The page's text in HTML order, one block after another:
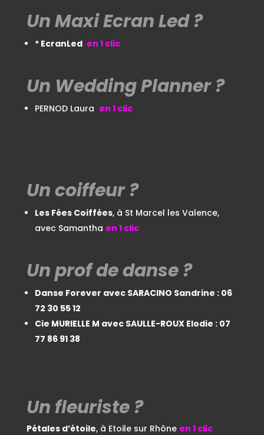
Un Maxi Ecran Led ?
* EcranLed en 1 clic
Un Wedding Planner ?
PERNOD Laura en 1 clic
Un coiffeur ?
Les Fées Coiffées, à St Marcel les Valence,
avec Samantha en 1 clic
Un prof de danse ?
Danse Forever avec SARACINO Sandrine : 06
72 30 55 12
Cie MURIELLE M avec SAULLE-ROUX Elodie : 07
77 86 91 38
Un fleuriste ?
Pétales d’étoile, à Etoile sur Rhône en 1 clic